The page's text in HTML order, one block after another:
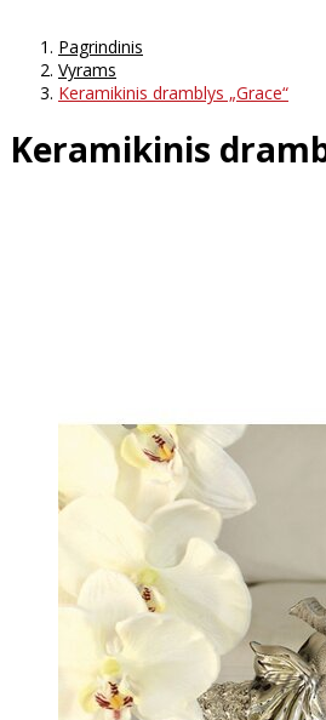
Pagrindinis
Vyrams
Keramikinis dramblys „Grace“
Keramikinis